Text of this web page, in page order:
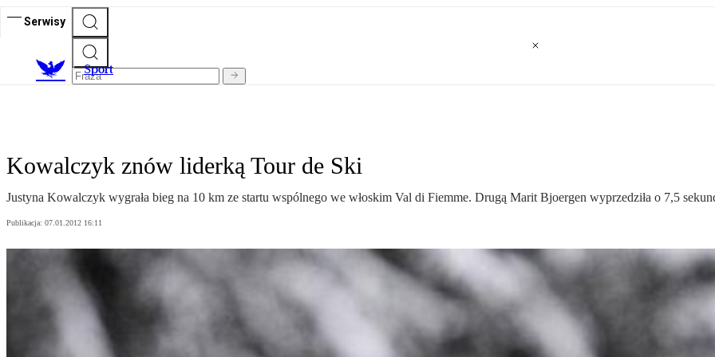
Serwisy
Sport
Kowalczyk znów liderką Tour de Ski
Justyna Kowalczyk wygrała bieg na 10 km ze startu wspólnego we włoskim Val di Fiemme. Drugą Marit Bjoergen wyprzedziła o 7,5
Publikacja: 07.01.2012 16:11